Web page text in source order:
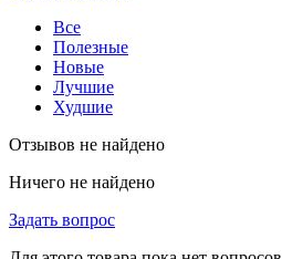
Все
Полезные
Новые
Лучшие
Худшие
Отзывов не найдено
Ничего не найдено
Задать вопрос